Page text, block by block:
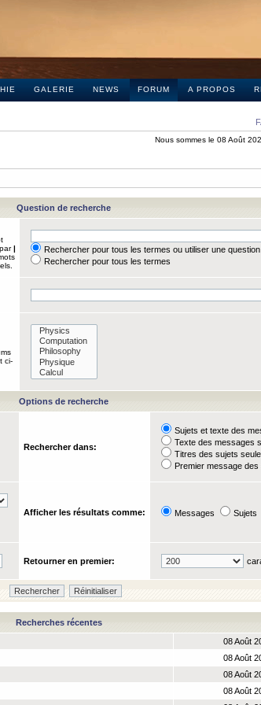
GALERIE NEWS FORUM A PROPOS
Nous sommes le 08 Août
Question de recherche
|
Rechercher pour tous les termes ou utiliser une
Rechercher pour tous les termes
ci-
Options de recherche
Rechercher dans:
Sujets et texte des
Texte des messages
Titres des sujets
Premier message
Afficher les résultats comme: Messages Sujets
Retourner en premier:
Recherches récentes
08 Août
08 Août
08 Août
08 Août